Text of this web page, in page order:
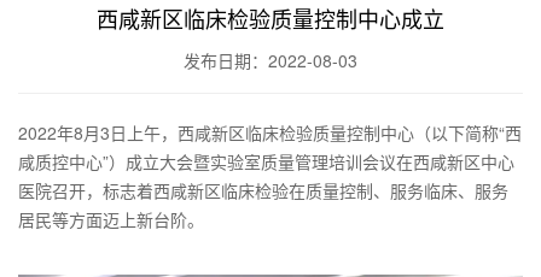
西咸新区临床检验质量控制中心成立
发布日期：2022-08-03
2022年8月3日上午，西咸新区临床检验质量控制中心（以下简称“西
咸质控中心”）成立大会暨实验室质量管理培训会议在西咸新区中心
医院召开，标志着西咸新区临床检验在质量控制、服务临床、服务
居民等方面迈上新台阶。